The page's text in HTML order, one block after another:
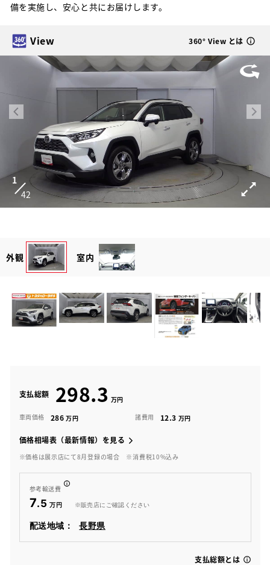
備を実施し、安心と共にお届けします。
View 360° View とは
1
42
外観 室内
支払総額 298.3
車両価格 286 諸費用 12.3
価格相場表（最新情報）を見る
※価格は展示店にて8月登録の場合 ※消費税10%込み
参考輸送費
7.5 ※販売店にご確認ください
配送地域： 長野県
支払総額とは